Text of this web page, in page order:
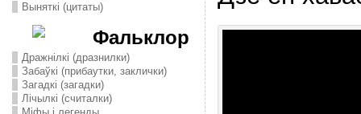
Выняткі (цитаты)
Фальклор
Дражнілкі (дразнилки)
Забаўкі (прибаутки, заклички)
Загадкі (загадки)
Лічылкі (считалки)